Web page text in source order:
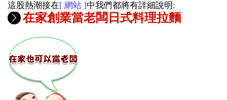
這股熱潮接在[ 網站 ] 中我們都將有詳細說明:
在家創業當老闆日式料理拉麵